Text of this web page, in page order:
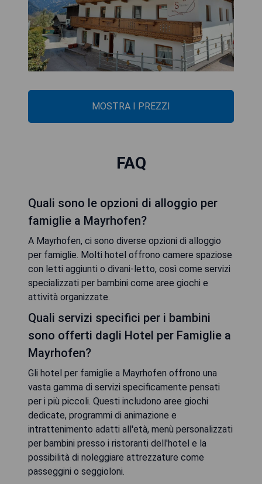
MOSTRA I PREZZI
FAQ
Quali sono le opzioni di alloggio per
famiglie a Mayrhofen?
A Mayrhofen, ci sono diverse opzioni di alloggio
per famiglie. Molti hotel offrono camere spaziose
con letti aggiunti o divani-letto, così come servizi
specializzati per bambini come aree giochi e
attività organizzate.
Quali servizi specifici per i bambini
sono offerti dagli Hotel per Famiglie a
Mayrhofen?
Gli hotel per famiglie a Mayrhofen offrono una
vasta gamma di servizi specificamente pensati
per i più piccoli. Questi includono aree giochi
dedicate, programmi di animazione e
intrattenimento adatti all'età, menù personalizzati
per bambini presso i ristoranti dell'hotel e la
possibilità di noleggiare attrezzature come
passeggini o seggioloni.